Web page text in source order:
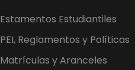
Estamentos Estudiantiles
PEI, Reglamentos y Políticas
Matrículas y Aranceles